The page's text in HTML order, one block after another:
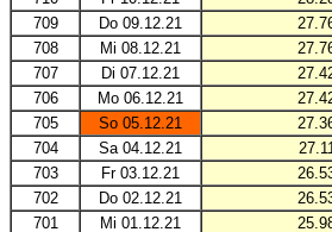
709
Do 09.12.21
708
Mi 08.12.21
707
Di 07.12.21
706
Mo 06.12.21
705
So 05.12.21
704
Sa 04.12.21
703
Fr 03.12.21
702
Do 02.12.21
701
Mi 01.12.21